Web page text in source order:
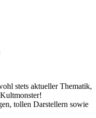
stets aktueller Thematik,
tollen Darstellern sowie